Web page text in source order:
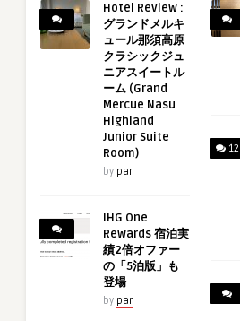
Hotel Review :
グランドメルキ
ュール那須高原
クラシックジュ
ニアスイートル
ーム (Grand
Mercue Nasu
Highland
Junior Suite
Room)
by par
IHG One
Rewards 宿泊実
績2倍オファー
の「5泊版」も
登場
by par
12